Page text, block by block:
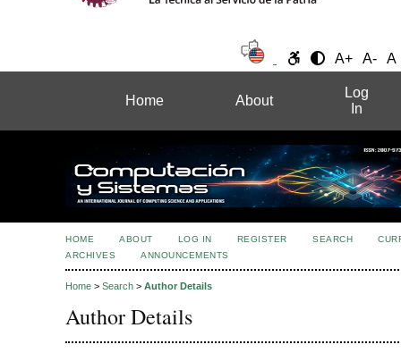
A+ A- A
Home About
Log
In
HOME ABOUT LOG IN REGISTER SEARCH
ARCHIVES
ANNOUNCEMENTS
Home > Search > Author Details
Author Details